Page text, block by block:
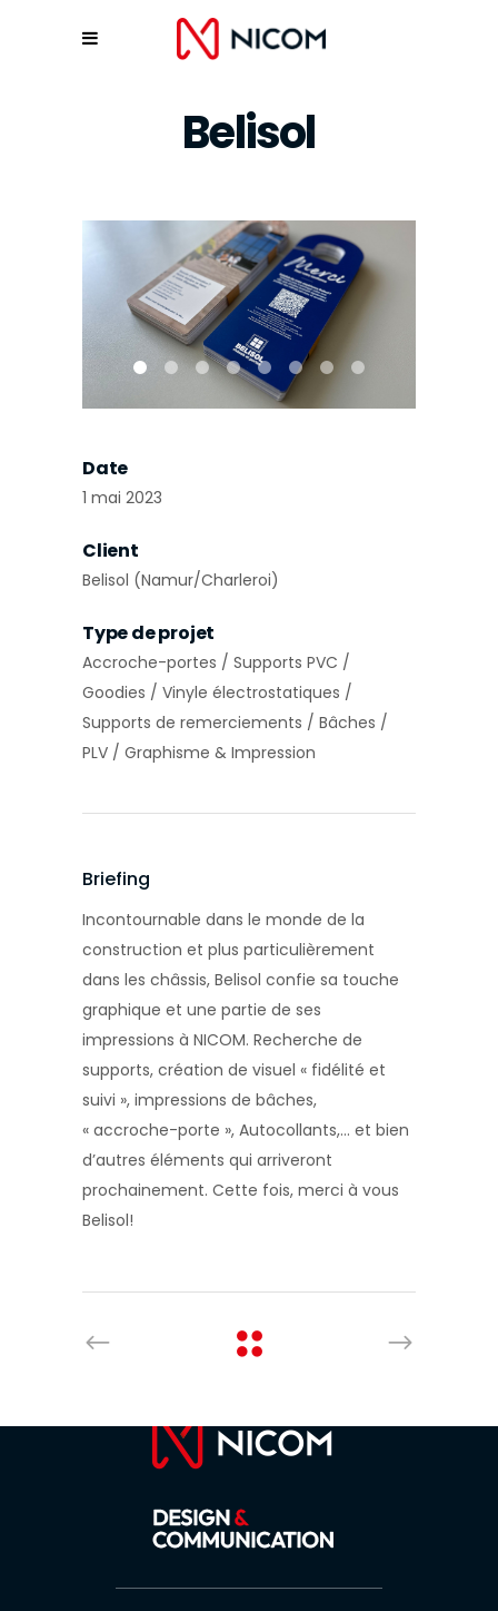
Belisol
Date
1 mai 2023
Client
Belisol (Namur/Charleroi)
Type de projet
Accroche-portes / Supports PVC /
Goodies / Vinyle électrostatiques /
Supports de remerciements / Bâches /
PLV / Graphisme & Impression
Briefing
Incontournable dans le monde de la
construction et plus particulièrement
dans les châssis, Belisol confie sa touche
graphique et une partie de ses
impressions à NICOM. Recherche de
supports, création de visuel « fidélité et
suivi », impressions de bâches,
« accroche-porte », Autocollants,… et bien
d’autres éléments qui arriveront
prochainement. Cette fois, merci à vous
Belisol!